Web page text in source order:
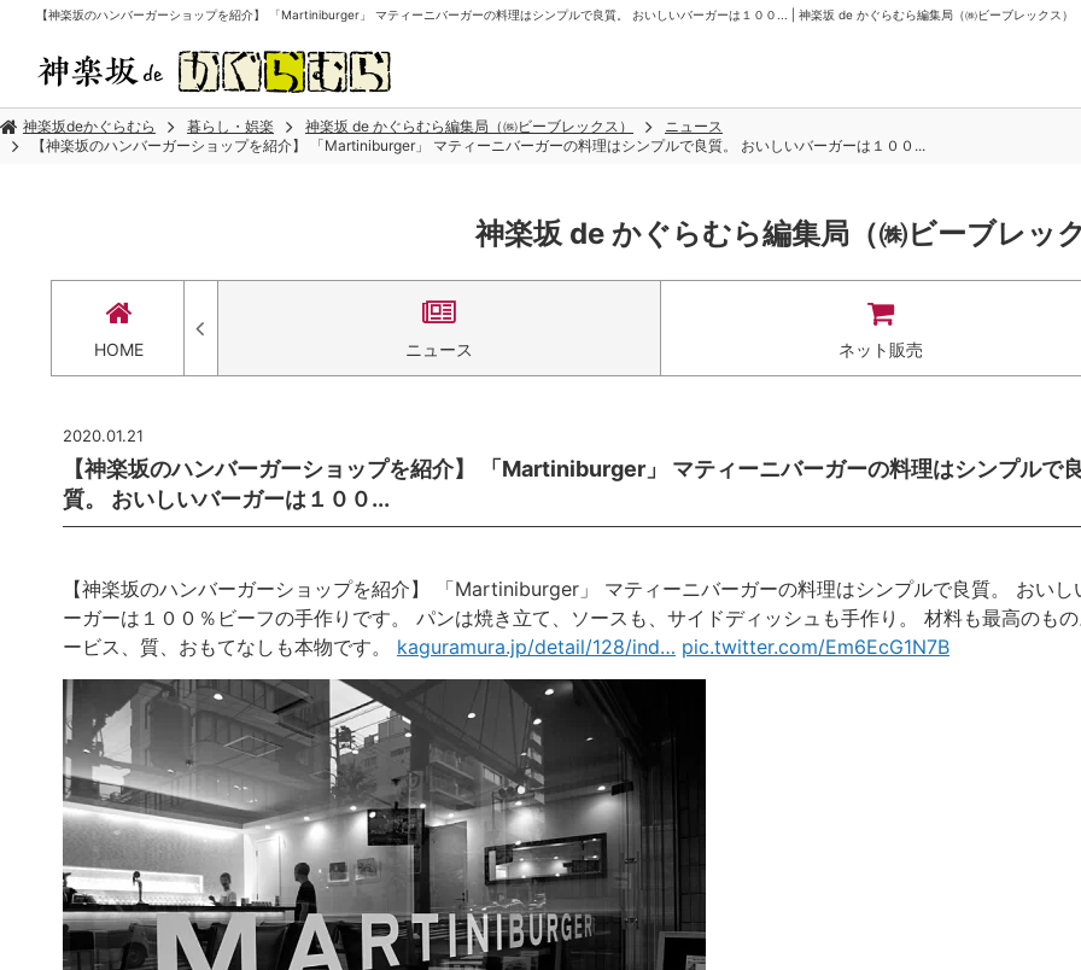
【神楽坂のハンバーガーショップを紹介】 「Martiniburger」 マティーニバーガーの料理はシンプルで良質。 おいしいバーガーは１００... | 神楽坂 de かぐらむら編集局（㈱ビーブレックス）
神楽坂deかぐらむら 暮らし・娯楽 神楽坂 de かぐらむら編集局（㈱ビーブレックス）
ニュース
【神楽坂のハンバーガーショップを紹介】 「Martiniburger」 マティーニバーガーの料理はシンプルで良質。 おいしいバーガーは１００...
神楽坂 de かぐらむら編集局（㈱ビーブレック
HOME ニュース ネット販売
2020.01.21
【神楽坂のハンバーガーショップを紹介】 「Martiniburger」 マティーニバーガーの料理はシンプルで良
質。 おいしいバーガーは１００...
【神楽坂のハンバーガーショップを紹介】 「Martiniburger」 マティーニバーガーの料理はシンプルで良質。 おいし
ーガーは１００％ビーフの手作りです。 パンは焼き立て、ソースも、サイドディッシュも手作り。 材料も最高のも
ービス、質、おもてなしも本物です。 kaguramura.jp/detail/128/ind… pic.twitter.com/Em6EcG1N7B